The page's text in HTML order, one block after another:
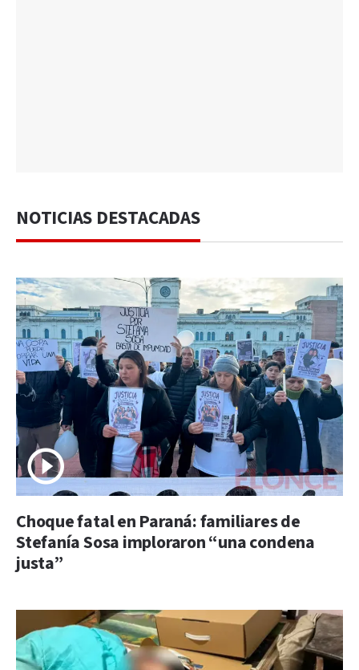
NOTICIAS DESTACADAS
Choque fatal en Paraná: familiares de
Stefanía Sosa imploraron “una condena
justa”